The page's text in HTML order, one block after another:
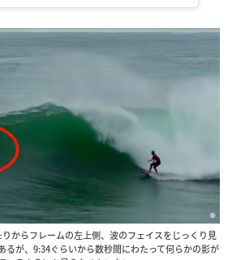
からフレームの左上側、波のフェイスをじっくり見
るが、9:34ぐらいから数秒間にわたって何らかの影が